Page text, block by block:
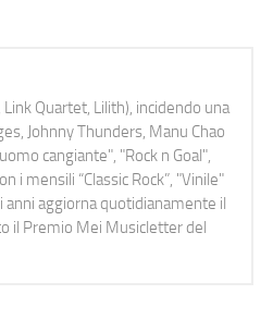
Quartet, Lilith), incidendo una
Johnny Thunders, Manu Chao
cangiante", "Rock n Goal",
i mensili “Classic Rock”, "Vinile"
anni aggiorna quotidianamente il
il Premio Mei Musicletter del